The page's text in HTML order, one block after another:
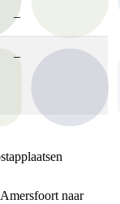
–
–
naar